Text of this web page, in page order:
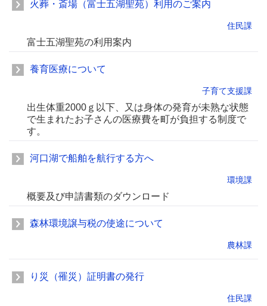
火葬・斎場（富士五湖聖苑）利用のご案内
住民課
富士五湖聖苑の利用案内
養育医療について
子育て支援課
出生体重2000ｇ以下、又は身体の発育が未熟な状態
で生まれたお子さんの医療費を町が負担する制度で
す。
河口湖で船舶を航行する方へ
環境課
概要及び申請書類のダウンロード
森林環境譲与税の使途について
農林課
り災（罹災）証明書の発行
住民課